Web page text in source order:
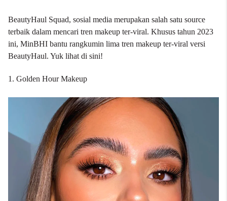
BeautyHaul Squad, sosial media merupakan salah satu source
terbaik dalam mencari tren makeup ter-viral. Khusus tahun 2023
ini, MinBHI bantu rangkumin lima tren makeup ter-viral versi
BeautyHaul. Yuk lihat di sini!
1. Golden Hour Makeup